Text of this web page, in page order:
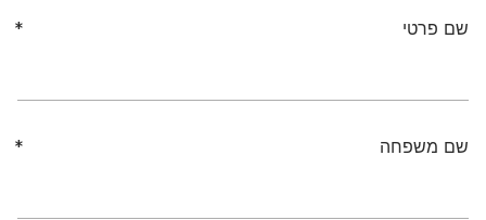
שם פרטי
שם משפחה